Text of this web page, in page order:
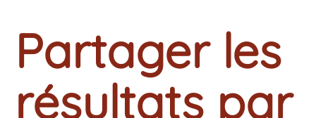
Partager les
résultats par